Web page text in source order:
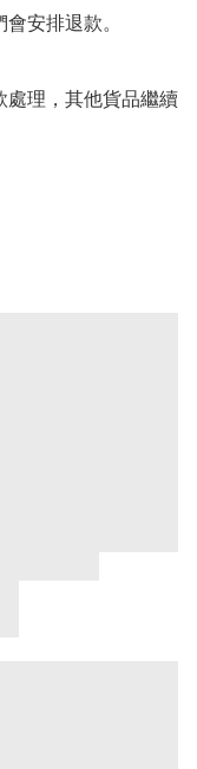
安排退款。
處理，其他貨品繼續